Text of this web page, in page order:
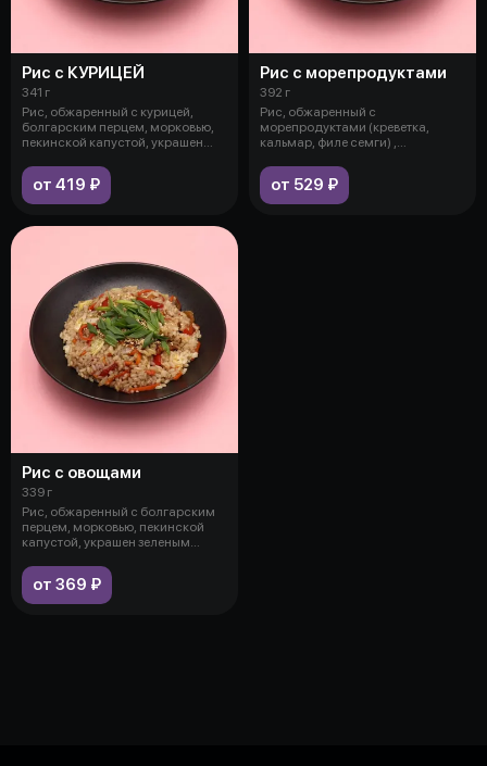
Рис с КУРИЦЕЙ
341 г
Рис, обжаренный с курицей,
болгарским перцем, морковью,
пекинской капустой, украшен
от 419 ₽
Рис с морепродуктами
392 г
Рис, обжаренный с
морепродуктами (креветка,
кальмар, филе семги) ,
от 529 ₽
Рис с овощами
339 г
Рис, обжаренный с болгарским
перцем, морковью, пекинской
капустой, украшен зеленым
от 369 ₽